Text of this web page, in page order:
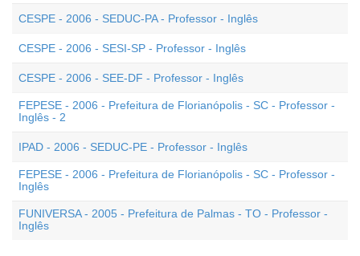
CESPE - 2006 - SEDUC-PA - Professor - Inglês
CESPE - 2006 - SESI-SP - Professor - Inglês
CESPE - 2006 - SEE-DF - Professor - Inglês
FEPESE - 2006 - Prefeitura de Florianópolis - SC - Professor -
Inglês - 2
IPAD - 2006 - SEDUC-PE - Professor - Inglês
FEPESE - 2006 - Prefeitura de Florianópolis - SC - Professor -
Inglês
FUNIVERSA - 2005 - Prefeitura de Palmas - TO - Professor -
Inglês